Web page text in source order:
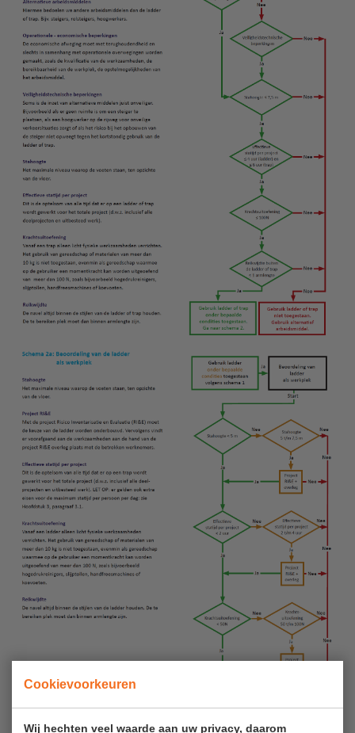
Cookievoorkeuren
Wij hechten veel waarde aan uw privacy, daarom
Autohoogwerkers
Project toepassingen
Laagbouw
Hoogbouw
Industrie
Projectvoorbeelden
KEURING
Keuring en Inspectie
Ladders en trappen
Steigers
Reparatie en onderhoud
Aanmelden Inspectiewekker
OVER ONS
Vestigingen
Dealers
Werken bij ons
Product video's
Blog